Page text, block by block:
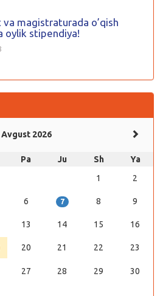
va magistraturada o’qish
oylik stipendiya!
Avgust 2026
Pa Ju Sh
Ya
1
2
6 7 8 9
13 14 15 16
20 21 22 23
27 28 29 30